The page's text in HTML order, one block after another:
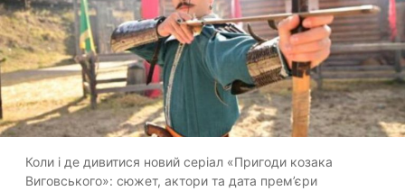
Коли і де дивитися новий серіал «Пригоди козака
Виговського»: сюжет, актори та дата прем’єри